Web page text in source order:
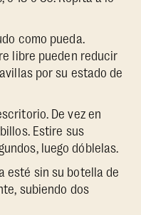
como pueda.
libre pueden reducir
por su estado de
De vez en
Estire sus
luego dóblelas.
esté sin su botella de
subiendo dos